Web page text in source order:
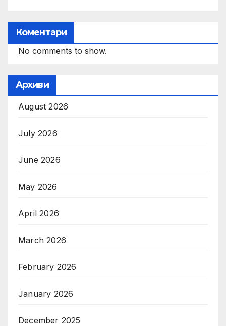
Коментари
No comments to show.
Архиви
August 2026
July 2026
June 2026
May 2026
April 2026
March 2026
February 2026
January 2026
December 2025